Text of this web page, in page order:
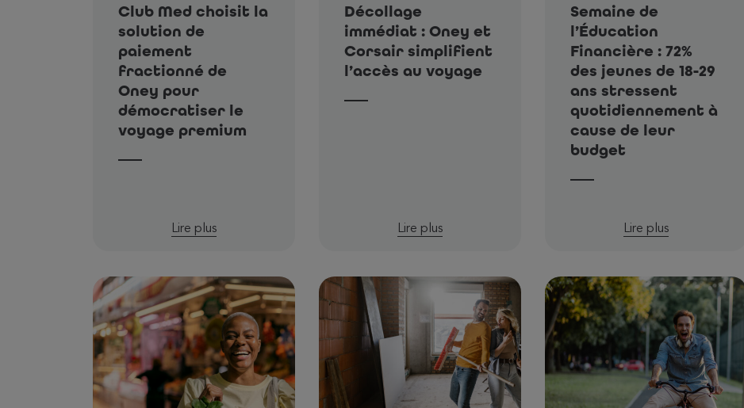
Club Med choisit la
solution de
paiement
fractionné de
Oney pour
démocratiser le
voyage premium
Lire plus
Décollage
immédiat : Oney et
Corsair simplifient
l’accès au voyage
Lire plus
Semaine de
l’Éducation
Financière : 72%
des jeunes de 18-29
ans stressent
quotidiennement à
cause de leur
budget
Lire plus